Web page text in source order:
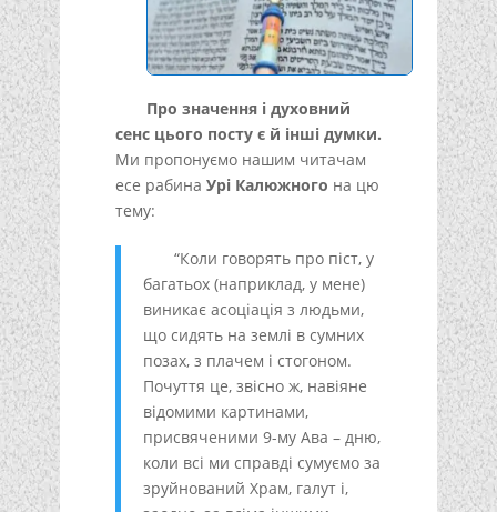
Про значення і духовний
сенс цього посту є й інші думки.
Ми пропонуємо нашим читачам
есе рабина Урі Калюжного на цю
тему:
“Коли говорять про піст, у
багатьох (наприклад, у мене)
виникає асоціація з людьми,
що сидять на землі в сумних
позах, з плачем і стогоном.
Почуття це, звісно ж, навіяне
відомими картинами,
присвяченими 9-му Ава – дню,
коли всі ми справді сумуємо за
зруйнований Храм, галут і,